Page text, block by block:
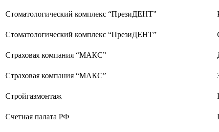
Стоматологический комплекс “ПрезиДЕНТ”
Стоматологический комплекс “ПрезиДЕНТ”
Страховая компания “МАКС”
Страховая компания “МАКС”
Стройгазмонтаж
Счетная палата РФ